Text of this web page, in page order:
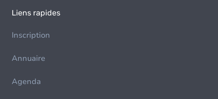
Liens rapides
Inscription
Annuaire
Agenda